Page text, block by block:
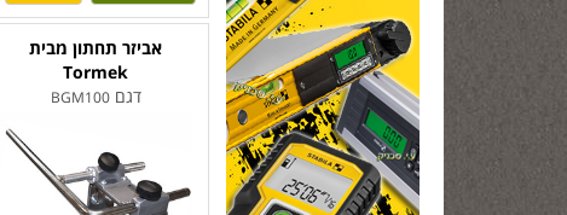
אביזר תחתון מבית
Tormek
דגםBGM100